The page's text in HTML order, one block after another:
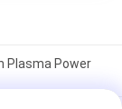
Plasma Power